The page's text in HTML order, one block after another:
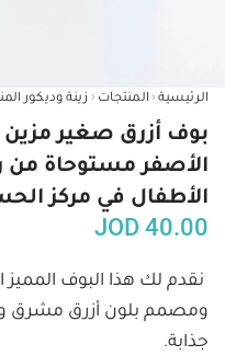
الرئيسية ‹ المنتجات ‹ زينة وديكور
بوف أزرق صغير
الأصفر مستوحاة
الأطفال في مركز
JOD40.00
نقدم لك هذا البوف
ومصمم بلون أزرق مشرق